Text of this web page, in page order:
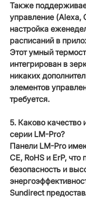
Также
управление (Alexa,
настройка
расписаний в
Этот умный
интегрирован в
никаких
элементов
требуется.
5. Каково качество
серии LM-Pro?
Панели LM-Pro
CE, RoHS и ErP,
безопасность и
Sundirect